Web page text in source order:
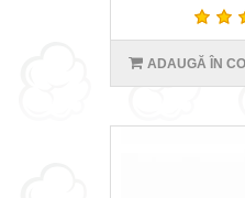
ADAUGĂ ÎN